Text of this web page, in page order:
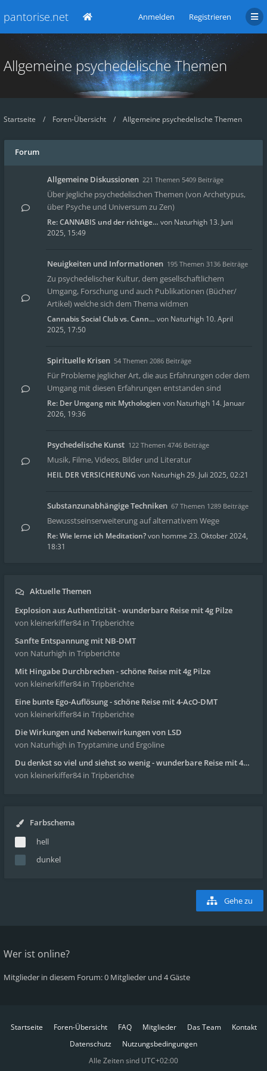
pantorise.net Anmelden Registrieren
Allgemeine psychedelische Themen
Startseite Foren-Übersicht Allgemeine psychedelische Themen
Forum
Allgemeine Diskussionen 221 Themen 5409 Beiträge
Über jegliche psychedelischen Themen (von Archetypus,
über Psyche und Universum zu Zen)
Re: CANNABIS und der richtige… von Naturhigh 13. Juni
2025, 15:49
Neuigkeiten und Informationen 195 Themen 3136 Beiträge
Zu psychedelischer Kultur, dem gesellschaftlichem
Umgang, Forschung und auch Publikationen (Bücher/
Artikel) welche sich dem Thema widmen
Cannabis Social Club vs. Cann… von Naturhigh 10. April
2025, 17:50
Spirituelle Krisen 54 Themen 2086 Beiträge
Für Probleme jeglicher Art, die aus Erfahrungen oder dem
Umgang mit diesen Erfahrungen entstanden sind
Re: Der Umgang mit Mythologien von Naturhigh 14. Januar
2026, 19:36
Psychedelische Kunst 122 Themen 4746 Beiträge
Musik, Filme, Videos, Bilder und Literatur
HEIL DER VERSICHERUNG von Naturhigh29. Juli 2025, 02:21
Substanzunabhängige Techniken 67 Themen 1289 Beiträge
Bewusstseinserweiterung auf alternativem Wege
Re: Wie lerne ich Meditation?von homme 23. Oktober 2024,
18:31
Aktuelle Themen
Explosion aus Authentizität - wunderbare Reise mit 4g Pilze
von kleinerkiffer84 in Tripberichte
Sanfte Entspannung mit NB-DMT
von Naturhigh in Tripberichte
Mit Hingabe Durchbrechen - schöne Reise mit 4g Pilze
von kleinerkiffer84 in Tripberichte
Eine bunte Ego-Auflösung - schöne Reise mit 4-AcO-DMT
von kleinerkiffer84 in Tripberichte
Die Wirkungen und Nebenwirkungen von LSD
von Naturhigh in Tryptamine und Ergoline
Du denkst so viel und siehst so wenig - wunderbare Reise mit 4g Pilze
von kleinerkiffer84 in Tripberichte
Farbschema
hell
dunkel
Gehe zu
Wer ist online?
Mitglieder in diesem Forum: 0 Mitglieder und 4 Gäste
Startseite Foren-Übersicht FAQ Mitglieder Das Team
Kontakt
Datenschutz
Nutzungsbedingungen
Alle Zeiten sind UTC+02:00